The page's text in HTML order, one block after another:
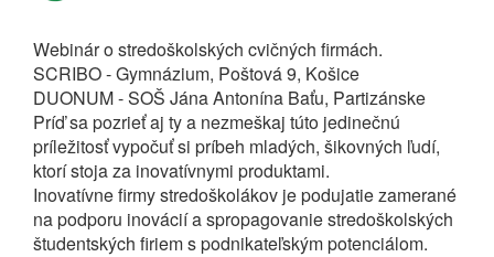
Webinár o stredoškolských cvičných firmách.
SCRIBO - Gymnázium, Poštová 9, Košice
DUONUM - SOŠ Jána Antonína Baťu, Partizánske
Príď sa pozrieť aj ty a nezmeškaj túto jedinečnú
príležitosť vypočuť si príbeh mladých, šikovných ľudí,
ktorí stoja za inovatívnymi produktami.
Inovatívne firmy stredoškolákov je podujatie zamerané
na podporu inovácií a spropagovanie stredoškolských
študentských firiem s podnikateľským potenciálom.